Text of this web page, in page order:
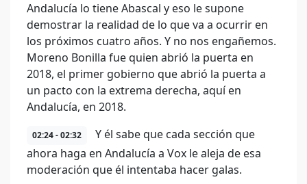
Andalucía lo tiene Abascal y eso le supone
demostrar la realidad de lo que va a ocurrir en
los próximos cuatro años. Y no nos engañemos.
Moreno Bonilla fue quien abrió la puerta en
2018, el primer gobierno que abrió la puerta a
un pacto con la extrema derecha, aquí en
Andalucía, en 2018.
02:24 - 02:32
Y él sabe que cada sección que
ahora haga en Andalucía a Vox le aleja de esa
moderación que él intentaba hacer galas.